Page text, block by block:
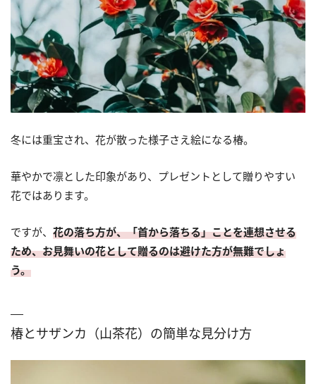
冬には重宝され、花が散った様子さえ絵になる椿。
華やかで凛とした印象があり、プレゼントとして贈りやすい
花ではあります。
ですが、 花の落ち方が、「首から落ちる」ことを連想させる
ため、お見舞いの花として贈るのは避けた方が無難でしょ
う。
椿とサザンカ（山茶花）の簡単な見分け方